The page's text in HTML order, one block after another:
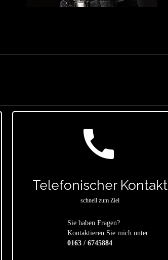
call
Telefonischer Kontakt
schnell zum Ziel
Sie haben Fragen?
Kontaktieren Sie mich unter:
0163 / 6745884